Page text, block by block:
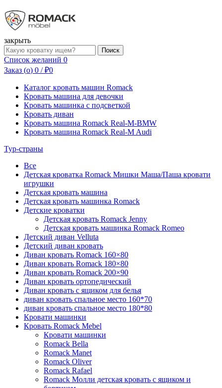
О нас
Контакты
Доставка/Сборка
закрыть
Форма
поиска
Поиск
Список желаний 0
Заказ (o) 0 / ₽0
Каталог кровать машин Romack
Кровать машина для девочки
Кровать машинка с подсветкой
Кровать диван
Кровать машина Romack Real-M-BMW
Кровать машина Romack Real-M Audi
Тур-страны
Все
Детская кроватка Romack Мишки Маша/Паша кровати
игрушки
Детская кровать машина
Детская кровать машинка Romack
Детские кроватки
Детская кровать Romack Jenny
Детская кровать машинка Romack Romeo
Детский диван Velluta
Детский диван кровать
Диван кровать Romack 160×80
Диван кровать Romack 180×80
Диван кровать Romack 200×90
Диван кровать ортопедический
Диван кровать с ящиком для белья
диван кровать спальное место 160*70
диван кровать спальное место 180*80
Кровати машинки
Кровать Romack Mebel
Кровати машинки
Romack Bella
Romack Manet
Romack Oliver
Romack Rafael
Romack Молли детская кровать с ящиком и